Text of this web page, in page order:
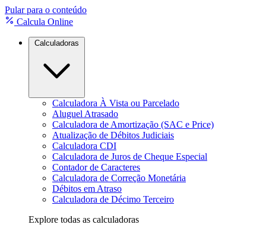
Pular para o conteúdo
Calcula Online
Calculadora À Vista ou Parcelado
Aluguel Atrasado
Calculadora de Amortização (SAC e Price)
Atualização de Débitos Judiciais
Calculadora CDI
Calculadora de Juros de Cheque Especial
Contador de Caracteres
Calculadora de Correção Monetária
Débitos em Atraso
Calculadora de Décimo Terceiro
Explore todas as calculadoras